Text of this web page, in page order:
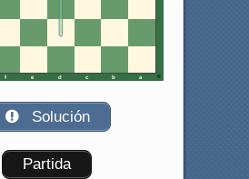
f e d c b a
Solución
Partida